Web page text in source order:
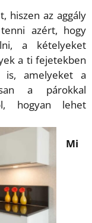
hiszen az aggály
azért, hogy
a kételyeket
a ti fejetekben
is, amelyeket a
a párokkal
hogyan lehet
Mi